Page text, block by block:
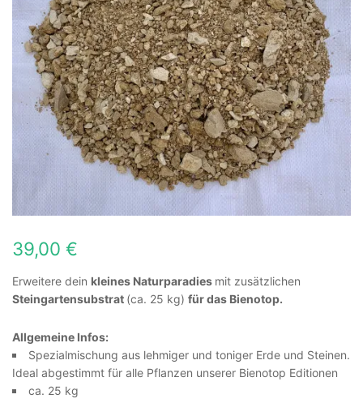
39,00 €
Erweitere dein kleines Naturparadies mit zusätzlichen
Steingartensubstrat (ca. 25 kg) für das Bienotop.
Allgemeine Infos:
Spezialmischung aus lehmiger und toniger Erde und Steinen.
Ideal abgestimmt für alle Pflanzen unserer Bienotop Editionen
ca. 25 kg